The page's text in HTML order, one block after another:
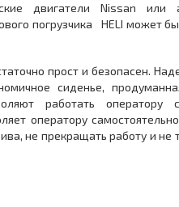
двигатели Nissan
погрузчика HELI может
прост и безопасен.
сиденье,
работать
оператору
не прекращать работу и